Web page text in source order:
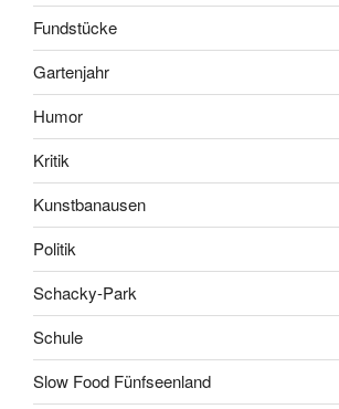
Fundstücke
Gartenjahr
Humor
Kritik
Kunstbanausen
Politik
Schacky-Park
Schule
Slow Food Fünfseenland